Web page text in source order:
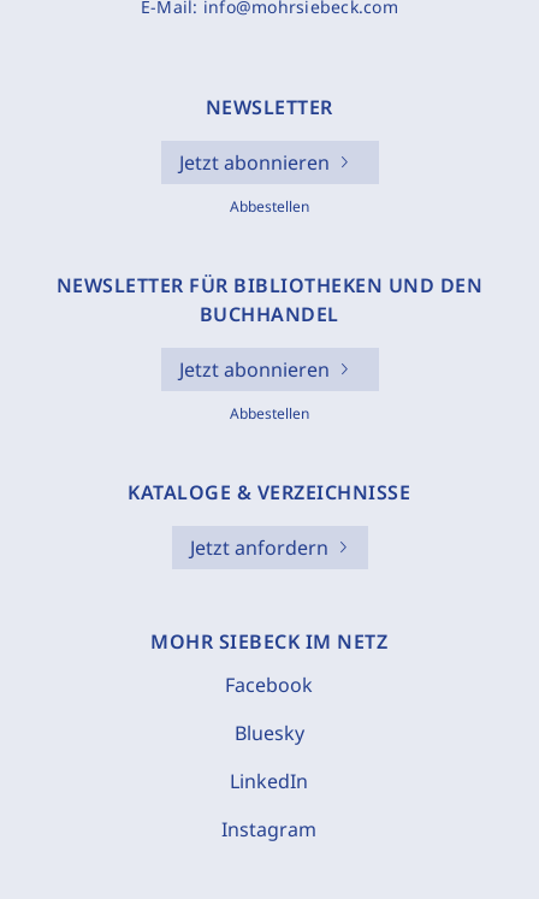
E-Mail: info@mohrsiebeck.com
NEWSLETTER
Jetzt abonnieren
Abbestellen
NEWSLETTER FÜR BIBLIOTHEKEN UND DEN
BUCHHANDEL
Jetzt abonnieren
Abbestellen
KATALOGE & VERZEICHNISSE
Jetzt anfordern
MOHR SIEBECK IM NETZ
Facebook
Bluesky
LinkedIn
Instagram